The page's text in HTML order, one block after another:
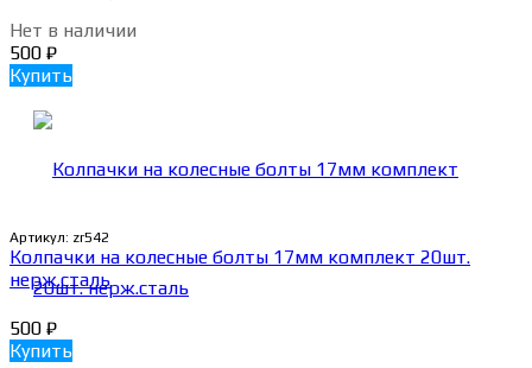
Нет в наличии
500 ₽
Купить
Артикул: zr542
Колпачки на колесные болты 17мм комплект 20шт.
нерж.сталь
500 ₽
Купить